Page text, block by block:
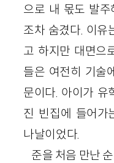
으로 내 몫도 발
조차 숨겼다. 이유
고 하지만 대면으
들은 여전히 기술
문이다. 아이가 유
진 빈집에 들어가
나날이었다.
준을 처음 만난